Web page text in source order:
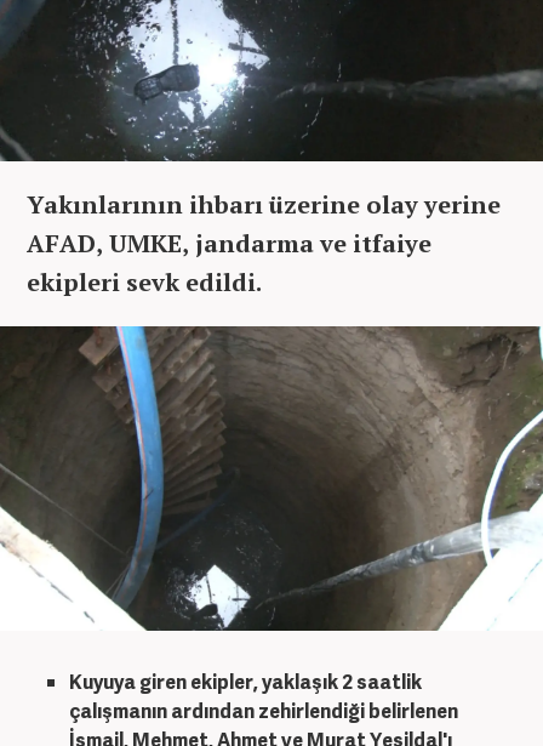
Yakınlarının ihbarı üzerine olay yerine
AFAD, UMKE, jandarma ve itfaiye
ekipleri sevk edildi.
Kuyuya giren ekipler, yaklaşık 2 saatlik
çalışmanın ardından zehirlendiği belirlenen
İsmail, Mehmet, Ahmet ve Murat Yeşildal'ı